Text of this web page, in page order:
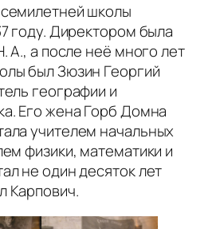
школы
году. Директором была
А., а после неё много лет
был Зюзин Георгий
географии и
Его жена Горб Домна
учителем начальных
физики, математики и
не один десяток лет
Карпович.